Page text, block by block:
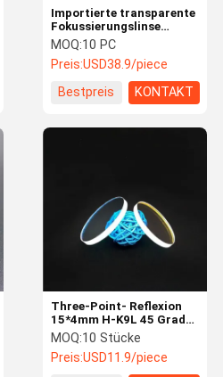
Importierte transparente
Fokussierungslinse
Lasers F125 des Quarz-
38.1mm
MOQ:10 PC
Preis:USD38.9/piece
Bestpreis
KONTAKT
Three-Point- Reflexion
15*4mm H-K9L 45 Grad-
reflektierende Linse
MOQ:10 Stücke
Preis:USD11.9/piece